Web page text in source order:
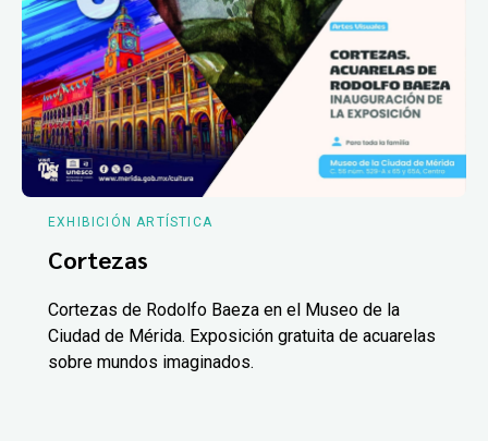
EXHIBICIÓN ARTÍSTICA
Cortezas
Cortezas de Rodolfo Baeza en el Museo de la
Ciudad de Mérida. Exposición gratuita de acuarelas
sobre mundos imaginados.